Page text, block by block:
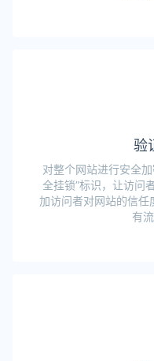
验
对整个网站进行安全
全挂锁”标识，让访问
加访问者对网站的信任
有